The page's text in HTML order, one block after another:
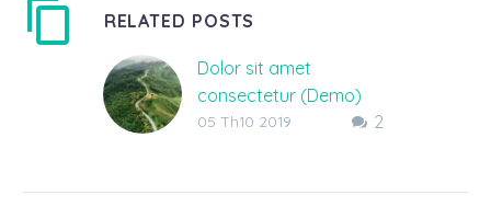
RELATED POSTS
Dolor sit amet
consectetur (Demo)
Lorem ipsum dolor sit 2
05 Th10 2019